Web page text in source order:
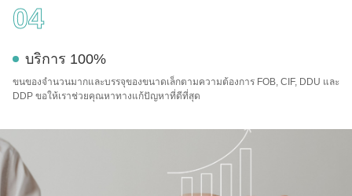
04
บริการ 100%
ขนของจํานวนมากและบรรจุของขนาดเล็กตามความต้องการ FOB, CIF, DDU และ
DDP ขอให้เราช่วยคุณหาทางแก้ปัญหาที่ดีที่สุด